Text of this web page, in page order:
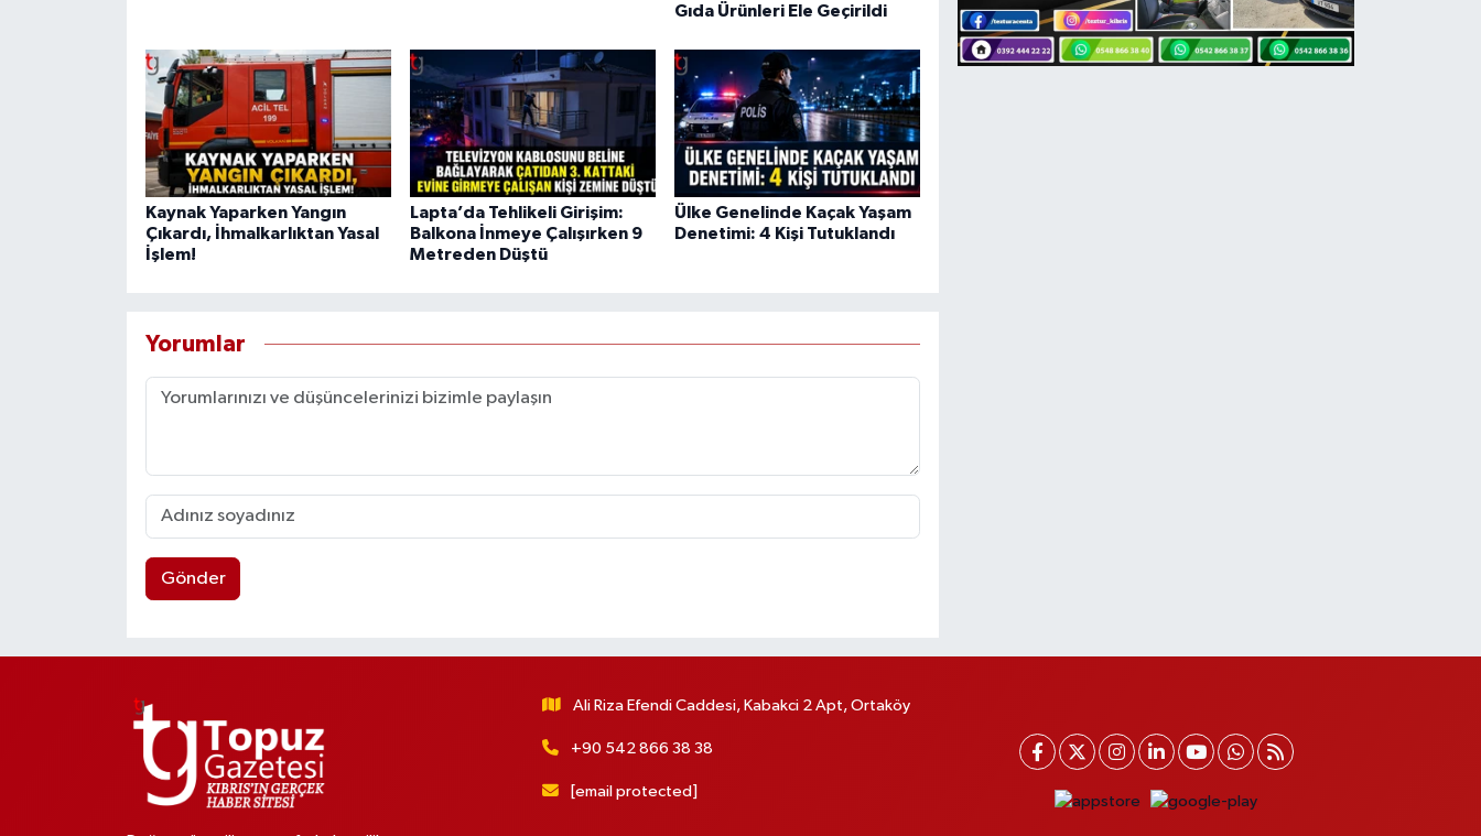
Gıda Ürünleri Ele Geçirildi
Kaynak Yaparken Yangın
Çıkardı, İhmalkarlıktan Yasal
İşlem!
Lapta’da Tehlikeli Girişim:
Balkona İnmeye Çalışırken 9
Metreden Düştü
Ülke Genelinde Kaçak Yaşam
Denetimi: 4 Kişi Tutuklandı
Yorumlar
Gönder
Ali Riza Efendi Caddesi, Kabakci 2 Apt, Ortaköy
+90 542 866 38 38
[email protected]